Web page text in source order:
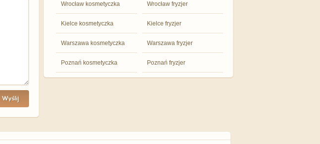
Wyślij
Wrocław kosmetyczka Wrocław fryzjer
Kielce kosmetyczka Kielce fryzjer
Warszawa kosmetyczka Warszawa fryzjer
Poznań kosmetyczka Poznań fryzjer